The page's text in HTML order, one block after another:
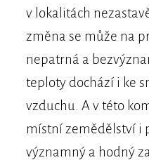
v lokalitách
změna se může na
nepatrná a
teploty dochází i ke
vzduchu. A v této
místní zemědělství i
významný a hodný